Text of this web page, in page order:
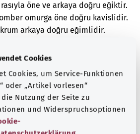
Cookies
Cookies, um Service-Funktionen
oder „Artikel vorlesen“
Nutzung der Seite zu
und Widerspruchsoptionen
öne ve arkaya doğru eğiktir.
omurga öne doğru kavislidir.
arkaya doğru eğimlidir.
nedeni vücut duruşundaki
bir şekilde kavisliyse sırt ağrısı